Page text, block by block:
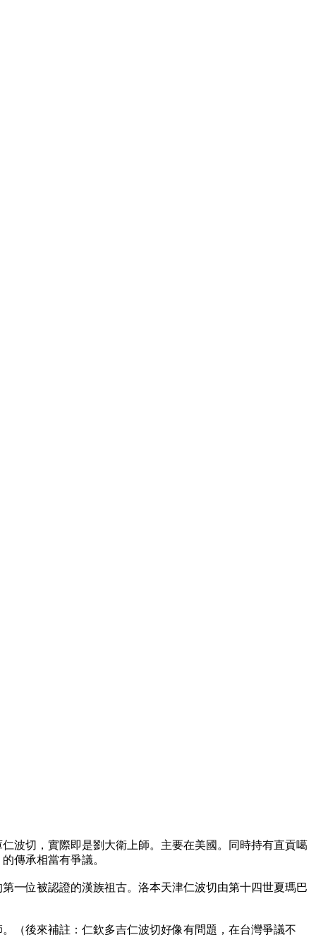
波切，實際即是劉大衛上師。主要在美國。同時持有直貢噶
傳承相當有爭議。
一位被認證的漢族祖古。洛本天津仁波切由第十四世夏瑪巴
（後來補註：仁欽多吉仁波切好像有問題，在台灣爭議不